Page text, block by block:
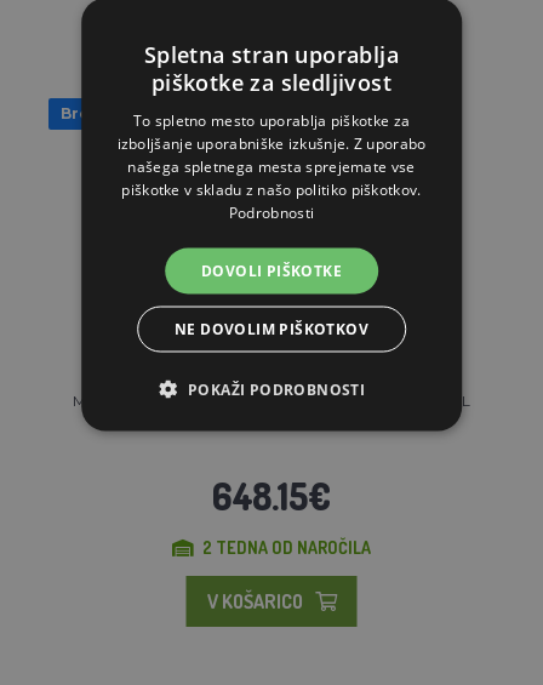
Brezplačna dostava
Molzna oprema za krave Melasty TJK 1-PK JUNIOR - 25 L
648.15€
2 TEDNA OD NAROČILA
V KOŠARICO
Spletna stran uporablja
piškotke za sledljivost
To spletno mesto uporablja piškotke za
izboljšanje uporabniške izkušnje. Z uporabo
našega spletnega mesta sprejemate vse
piškotke v skladu z našo politiko piškotkov.
Podrobnosti
DOVOLI PIŠKOTKE
NE DOVOLIM PIŠKOTKOV
POKAŽI PODROBNOSTI